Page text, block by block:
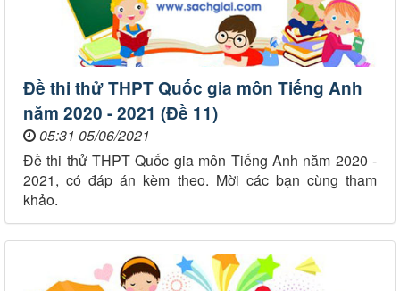
Đề thi thử THPT Quốc gia môn Tiếng Anh
năm 2020 - 2021 (Đề 11)
05:31 05/06/2021
Đề thi thử THPT Quốc gia môn Tiếng Anh năm 2020 -
2021, có đáp án kèm theo. Mời các bạn cùng tham
khảo.